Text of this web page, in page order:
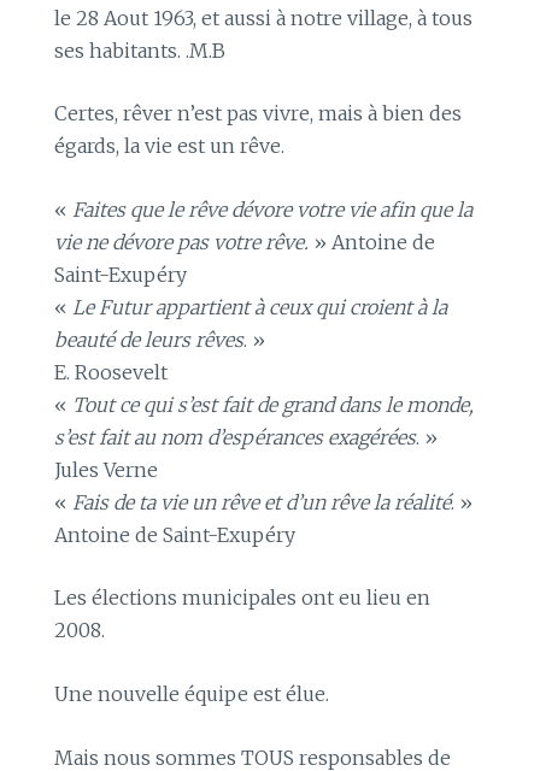
le 28 Aout 1963, et aussi à notre village, à tous
ses habitants. .M.B
Certes, rêver n’est pas vivre, mais à bien des
égards, la vie est un rêve.
« Faites que le rêve dévore votre vie afin que la
vie ne dévore pas votre rêve. » Antoine de
Saint-Exupéry
« Le Futur appartient à ceux qui croient à la
beauté de leurs rêves. »
E. Roosevelt
« Tout ce qui s’est fait de grand dans le monde,
s’est fait au nom d’espérances exagérées. »
Jules Verne
« Fais de ta vie un rêve et d’un rêve la réalité. »
Antoine de Saint-Exupéry
Les élections municipales ont eu lieu en
2008.
Une nouvelle équipe est élue.
Mais nous sommes TOUS responsables de